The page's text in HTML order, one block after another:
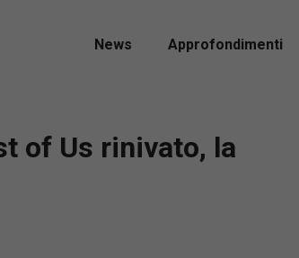
News Approfondimenti
of Us rinivato, la